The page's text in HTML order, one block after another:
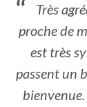
Très
proche de
est très
passent un